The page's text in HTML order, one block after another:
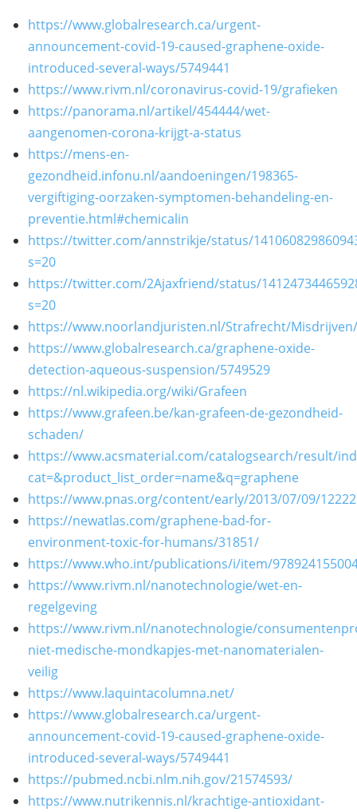
https://www.globalresearch.ca/urgent-
announcement-covid-19-caused-graphene-oxide-
introduced-several-ways/5749441
https://www.rivm.nl/coronavirus-covid-19/grafieken
https://panorama.nl/artikel/454444/wet-
aangenomen-corona-krijgt-a-status
https://mens-en-
gezondheid.infonu.nl/aandoeningen/198365-
vergiftiging-oorzaken-symptomen-behandeling-en-
preventie.html#chemicalin
https://twitter.com/annstrikje/status/
s=20
https://twitter.com/2Ajaxfriend/status/
s=20
https://www.noorlandjuristen.nl/Strafrecht/
https://www.globalresearch.ca/graphene-oxide-
detection-aqueous-suspension/5749529
https://nl.wikipedia.org/wiki/Grafeen
https://www.grafeen.be/kan-grafeen-de-gezondheid-
schaden/
https://www.acsmaterial.com/catalogsearch/result/
cat=&product_list_order=name&q=graphene
https://www.pnas.org/content/early/2013/07/09/
https://newatlas.com/graphene-bad-for-
environment-toxic-for-humans/31851/
https://www.who.int/publications/i/item/
https://www.rivm.nl/nanotechnologie/wet-en-
regelgeving
https://www.rivm.nl/nanotechnologie/
niet-medische-mondkapjes-met-nanomaterialen-
veilig
https://www.laquintacolumna.net/
https://www.globalresearch.ca/urgent-
announcement-covid-19-caused-graphene-oxide-
introduced-several-ways/5749441
https://pubmed.ncbi.nlm.nih.gov/21574593/
https://www.nutrikennis.nl/krachtige-antioxidant-